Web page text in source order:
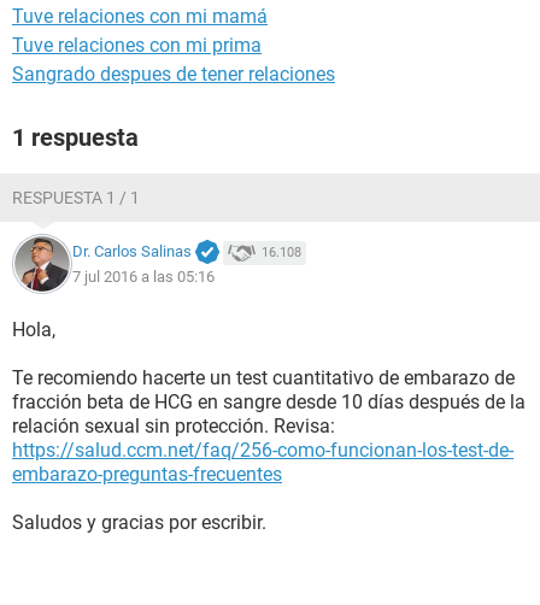
Tuve relaciones con mi mamá
Tuve relaciones con mi prima
Sangrado despues de tener relaciones
1 respuesta
RESPUESTA 1 / 1
Dr. Carlos Salinas 16.108
7 jul 2016 a las 05:16
Hola,
Te recomiendo hacerte un test cuantitativo de embarazo de
fracción beta de HCG en sangre desde 10 días después de la
relación sexual sin protección. Revisa:
https://salud.ccm.net/faq/256-como-funcionan-los-test-de-
embarazo-preguntas-frecuentes
Saludos y gracias por escribir.